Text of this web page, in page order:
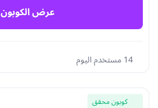
عرض الكوبون
14 مستخدم اليوم
كوبون محقق